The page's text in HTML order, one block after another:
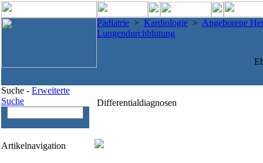
Pädiatrie > Kardiologie > Angeborene
Lungendurchblutung
Suche - Erweiterte
Suche
Artikelnavigation
Differentialdiagnosen